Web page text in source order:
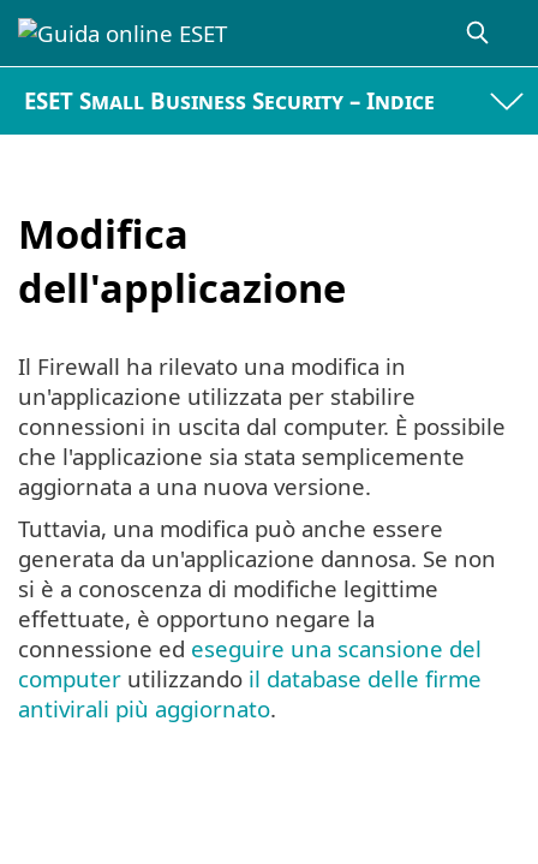
ESET Small Business Security – Indice
Modifica
dell'applicazione
Il Firewall ha rilevato una modifica in
un'applicazione utilizzata per stabilire
connessioni in uscita dal computer. È possibile
che l'applicazione sia stata semplicemente
aggiornata a una nuova versione.
Tuttavia, una modifica può anche essere
generata da un'applicazione dannosa. Se non
si è a conoscenza di modifiche legittime
effettuate, è opportuno negare la
connessione ed eseguire una scansione del
computer utilizzando il database delle firme
antivirali più aggiornato.